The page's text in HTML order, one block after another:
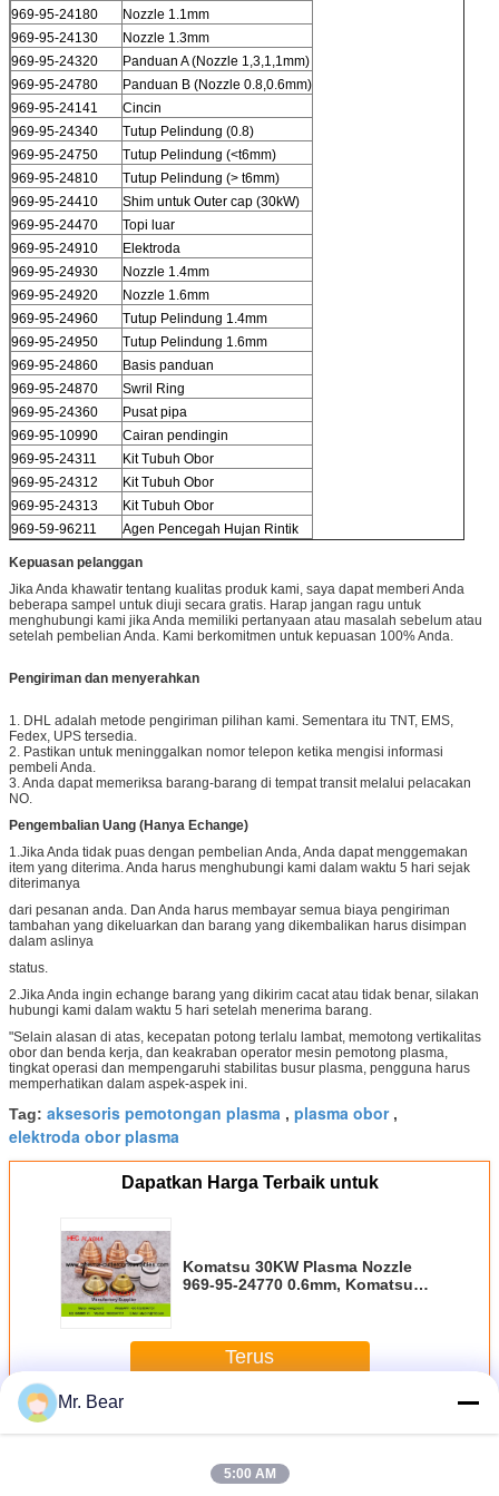
969-95-24180
Nozzle 1.1mm
969-95-24130
Nozzle 1.3mm
969-95-24320
Panduan A (Nozzle 1,3,1,1mm)
969-95-24780
Panduan B (Nozzle 0.8,0.6mm)
969-95-24141
Cincin
969-95-24340
Tutup Pelindung (0.8)
969-95-24750
Tutup Pelindung (<t6mm)
969-95-24810
Tutup Pelindung (> t6mm)
969-95-24410
Shim untuk Outer cap (30kW)
969-95-24470
Topi luar
969-95-24910
Elektroda
969-95-24930
Nozzle 1.4mm
969-95-24920
Nozzle 1.6mm
969-95-24960
Tutup Pelindung 1.4mm
969-95-24950
Tutup Pelindung 1.6mm
969-95-24860
Basis panduan
969-95-24870
Swril Ring
969-95-24360
Pusat pipa
969-95-10990
Cairan pendingin
969-95-24311
Kit Tubuh Obor
969-95-24312
Kit Tubuh Obor
969-95-24313
Kit Tubuh Obor
969-59-96211
Agen Pencegah Hujan Rintik
Kepuasan pelanggan
Jika Anda khawatir tentang kualitas produk kami, saya dapat memberi Anda
beberapa sampel untuk diuji secara gratis. Harap jangan ragu untuk
menghubungi kami jika Anda memiliki pertanyaan atau masalah sebelum atau
setelah pembelian Anda. Kami berkomitmen untuk kepuasan 100% Anda.
Pengiriman dan menyerahkan
1. DHL adalah metode pengiriman pilihan kami. Sementara itu TNT, EMS,
Fedex, UPS tersedia.
2. Pastikan untuk meninggalkan nomor telepon ketika mengisi informasi
pembeli Anda.
3. Anda dapat memeriksa barang-barang di tempat transit melalui pelacakan
NO.
Pengembalian Uang (Hanya Echange)
1.Jika Anda tidak puas dengan pembelian Anda, Anda dapat menggemakan
item yang diterima. Anda harus menghubungi kami dalam waktu 5 hari sejak
diterimanya
dari pesanan anda. Dan Anda harus membayar semua biaya pengiriman
tambahan yang dikeluarkan dan barang yang dikembalikan harus disimpan
dalam aslinya
status.
2.Jika Anda ingin echange barang yang dikirim cacat atau tidak benar, silakan
hubungi kami dalam waktu 5 hari setelah menerima barang.
"Selain alasan di atas, kecepatan potong terlalu lambat, memotong vertikalitas
obor dan benda kerja, dan keakraban operator mesin pemotong plasma,
tingkat operasi dan mempengaruhi stabilitas busur plasma, pengguna harus
memperhatikan dalam aspek-aspek ini.
Tag: aksesoris pemotongan plasma , plasma obor,
elektroda obor plasma
Dapatkan Harga Terbaik untuk
Komatsu 30KW Plasma Nozzle
969-95-24770 0.6mm, Komatsu
Terus
Lebih
Mr. Bear
5:00 AM